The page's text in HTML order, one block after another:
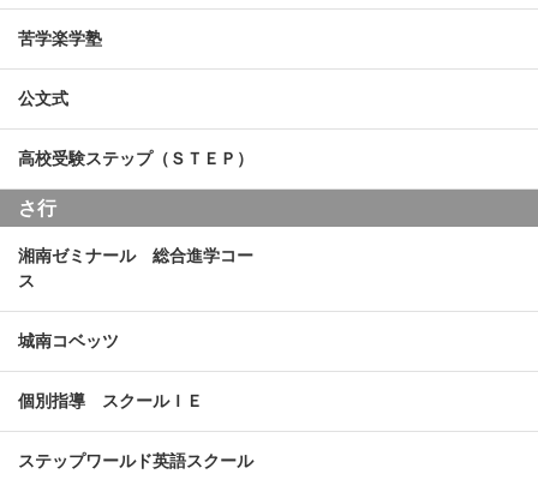
苦学楽学塾
公文式
高校受験ステップ（ＳＴＥＰ）
さ行
湘南ゼミナール 総合進学コー
ス
城南コベッツ
個別指導 スクールＩＥ
ステップワールド英語スクール